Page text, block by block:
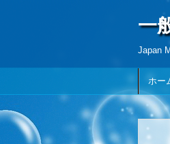
一
Japan
ホー